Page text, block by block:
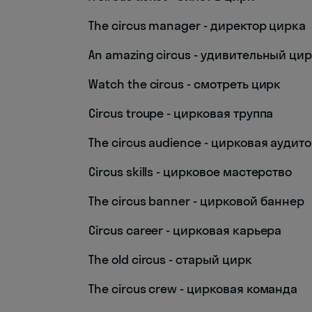
The circus manager - директор цирка
An amazing circus - удивительный
Watch the circus - смотреть цирк
Circus troupe - цирковая труппа
The circus audience - цирковая
Circus skills - цирковое мастерство
The circus banner - цирковой баннер
Circus career - цирковая карьера
The old circus - старый цирк
The circus crew - цирковая команда